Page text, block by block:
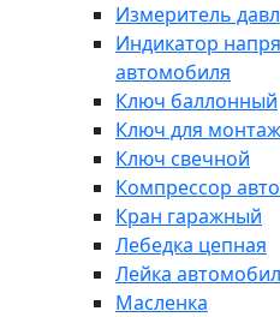
Измеритель
Индикатор
автомобиля
Ключ баллонный
Ключ для
Ключ свечной
Компрессор
Кран гаражный
Лебедка цепная
Лейка
Масленка